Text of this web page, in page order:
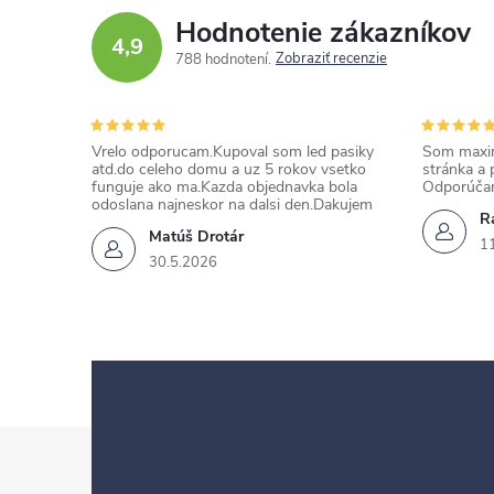
4,9 Hodnotenie zákazníkov
788 hodnotení Zobraziť recenzie
Matúš Drotár
30.5.2026
Vrelo odporucam.Kupoval som led pasiky
atd.do celeho domu a uz 5 rokov vsetko
funguje ako ma.Kazda objednavka bola
odoslana najneskor na dalsi den.Dakujem
Som
stránka a